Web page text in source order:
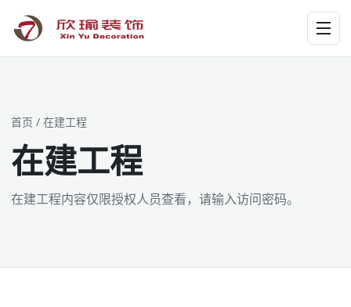
工装为主 · 家装为辅 · 设计施工
首页 / 在建工程
在建工程
在建工程内容仅限授权人员查看，请输入访问密码。